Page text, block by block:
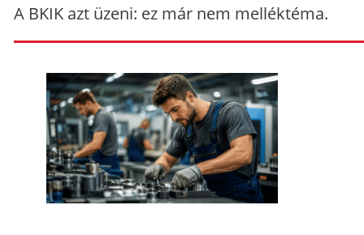
A BKIK azt üzeni: ez már nem melléktéma.